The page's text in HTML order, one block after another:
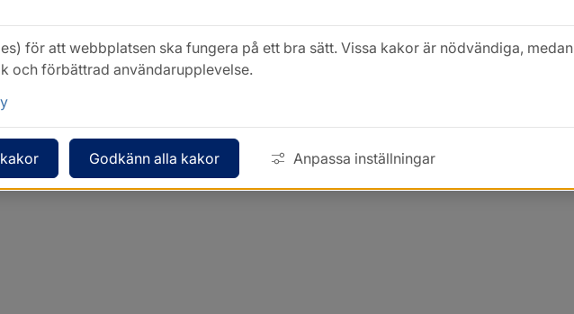
Kontakt
för att webbplatsen ska fungera på ett bra sätt. Vissa kakor är nödvändiga, medan
och förbättrad användarupplevelse.
Godkänn alla kakor Anpassa inställningar